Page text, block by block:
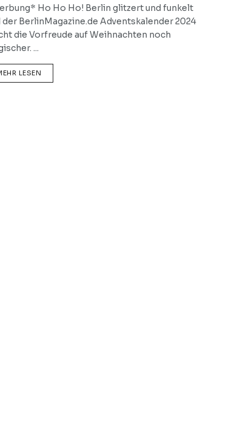
Ho Ho Ho! Berlin glitzert und funkelt
der BerlinMagazine.de Adventskalender 2024
die Vorfreude auf Weihnachten noch
...
LESEN